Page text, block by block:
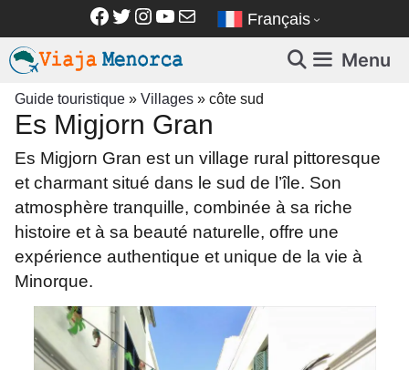
contenu
Facebook
Twitter
Instagram
YouTube
E-mail Français
Menu
Guide touristique » Villages » côte sud
Es Migjorn Gran
Es Migjorn Gran est un village rural pittoresque
et charmant situé dans le sud de l’île. Son
atmosphère tranquille, combinée à sa riche
histoire et à sa beauté naturelle, offre une
expérience authentique et unique de la vie à
Minorque.